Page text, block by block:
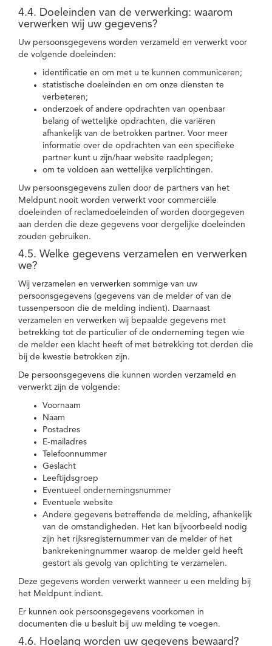
4.4. Doeleinden van de verwerking: waarom
verwerken wij uw gegevens?
Uw persoonsgegevens worden verzameld en verwerkt voor
de volgende doeleinden:
identificatie en om met u te kunnen communiceren;
statistische doeleinden en om onze diensten te
verbeteren;
onderzoek of andere opdrachten van openbaar
belang of wettelijke opdrachten, die variëren
afhankelijk van de betrokken partner. Voor meer
informatie over de opdrachten van een specifieke
partner kunt u zijn/haar website raadplegen;
om te voldoen aan wettelijke verplichtingen.
Uw persoonsgegevens zullen door de partners van het
Meldpunt nooit worden verwerkt voor commerciële
doeleinden of reclamedoeleinden of worden doorgegeven
aan derden die deze gegevens voor dergelijke doeleinden
zouden gebruiken.
4.5. Welke gegevens verzamelen en verwerken
we?
Wij verzamelen en verwerken sommige van uw
persoonsgegevens (gegevens van de melder of van de
tussenpersoon die de melding indient). Daarnaast
verzamelen en verwerken wij bepaalde gegevens met
betrekking tot de particulier of de onderneming tegen wie
de melder een klacht heeft of met betrekking tot derden die
bij de kwestie betrokken zijn.
De persoonsgegevens die kunnen worden verzameld en
verwerkt zijn de volgende:
Voornaam
Naam
Postadres
E-mailadres
Telefoonnummer
Geslacht
Leeftijdsgroep
Eventueel ondernemingsnummer
Eventuele website
Andere gegevens betreffende de melding, afhankelijk
van de omstandigheden. Het kan bijvoorbeeld nodig
zijn het rijksregisternummer van de melder of het
bankrekeningnummer waarop de melder geld heeft
gestort als gevolg van oplichting te verzamelen.
Deze gegevens worden verwerkt wanneer u een melding bij
het Meldpunt indient.
Er kunnen ook persoonsgegevens voorkomen in
documenten die u besluit bij uw melding te voegen.
4.6. Hoelang worden uw gegevens bewaard?